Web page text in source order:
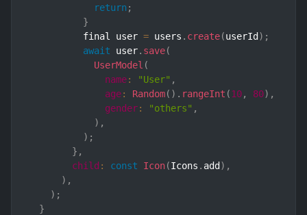
return ;
}
          final user
= users . create(userId) ;
await user. save(
UserModel (
name: "User" ,
age: Random( ) . rangeInt (10, 80) ,
gender: "others" ,
) ,
) ;
} ,
child : const Icon(Icons . add) ,
) ,
) ;
}